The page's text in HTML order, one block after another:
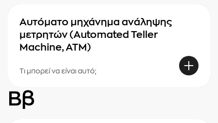
Αυτόματο μηχάνημα ανάληψης
μετρητών (Automated Teller
Machine, ΑΤΜ)
Τι μπορεί να είναι αυτό;
Ββ